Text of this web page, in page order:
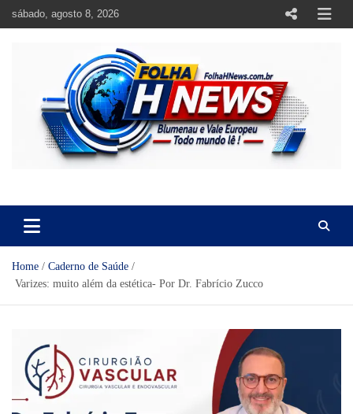
sábado, agosto 8, 2026
Home
Caderno de Saúde
Varizes: muito além da estética- Por Dr. Fabrício Zucco